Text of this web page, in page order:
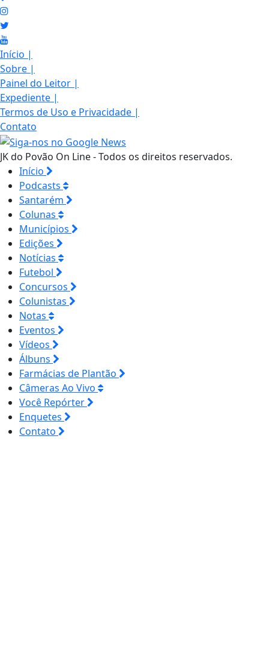
Início |
Sobre |
Painel do Leitor |
Expediente |
Termos de Uso e Privacidade |
Contato
JK do Povão On Line - Todos os direitos reservados.
Início
Podcasts
Santarém
Colunas
Municípios
Edições
Notícias
Futebol
Concursos
Colunistas
Notas
Eventos
Vídeos
Álbuns
Farmácias de Plantão
Câmeras Ao Vivo
Você Repórter
Enquetes
Contato